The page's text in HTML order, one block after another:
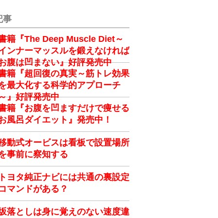
事
籍『The Deep Muscle Diet～
ンナーマッスルを鍛えなければ
腹は凹まない』好評発売中
籍『超回復の真実～筋トレ効果
最大化する科学的アプローチ
』好評発売中
籍『お腹を凹ますだけで痩せる
風呂ダイエット』発売中！
動式オービスは看板で設置場所
事前に察知する
ヨタ純正ナビには共通の裏設定
マンドがある？
落としは身に覚えのない速度違